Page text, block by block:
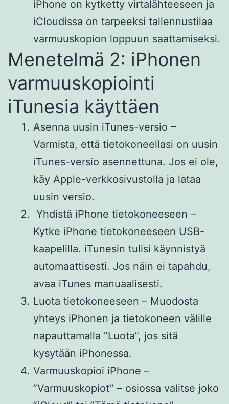
iPhone on kytketty virtalähteeseen ja
iCloudissa on tarpeeksi tallennustilaa
varmuuskopion loppuun saattamiseksi.
Menetelmä 2: iPhonen
varmuuskopiointi
iTunesia käyttäen
Asenna uusin iTunes-versio –
Varmista, että tietokoneellasi on uusin
iTunes-versio asennettuna. Jos ei ole,
käy Apple-verkkosivustolla ja lataa
uusin versio.
Yhdistä iPhone tietokoneeseen –
Kytke iPhone tietokoneeseen USB-
kaapelilla. iTunesin tulisi käynnistyä
automaattisesti. Jos näin ei tapahdu,
avaa iTunes manuaalisesti.
Luota tietokoneeseen – Muodosta
yhteys iPhonen ja tietokoneen välille
napauttamalla ”Luota”, jos sitä
kysytään iPhonessa.
Varmuuskopioi iPhone –
”Varmuuskopiot” – osiossa valitse joko